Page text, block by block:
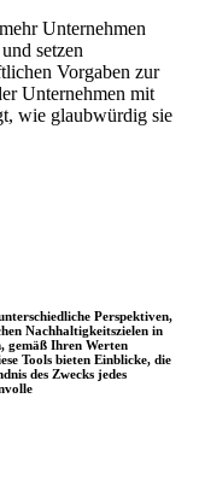
Unternehmen
setzen
Vorgaben zur
Unternehmen mit
wie glaubwürdig sie
Perspektiven,
Nachhaltigkeitszielen in
gemäß Ihren Werten
Tools bieten Einblicke, die
des Zwecks jedes